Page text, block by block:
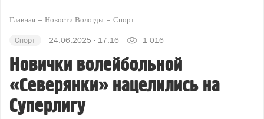
Главная Новости Вологды Спорт
Спорт 24.06.2025 - 17:16 1 016
Новички волейбольной
«Северянки» нацелились на
Суперлигу